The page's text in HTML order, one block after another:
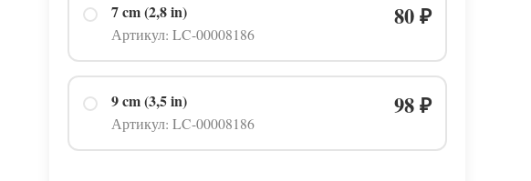
7 cm (2,8 in)
Артикул: LC-00008186
80 ₽
9 cm (3,5 in)
Артикул: LC-00008186
98 ₽